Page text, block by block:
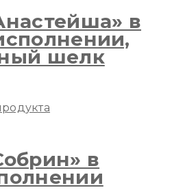
в
шелк
в